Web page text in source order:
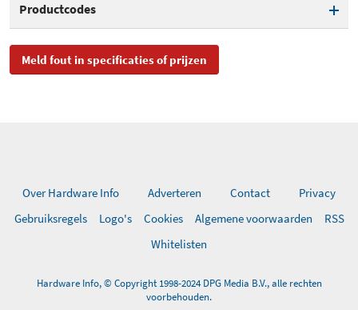
inbegrepen
Productcodes
SKU 198420, 4210201198420
Meld fout in specificaties of prijzen
Over Hardware Info Adverteren Contact
Privacy
Gebruiksregels
Logo's Cookies Algemene voorwaarden
RSS
Whitelisten
Hardware Info, © Copyright 1998-2024 DPG Media B.V., alle rechten
voorbehouden.